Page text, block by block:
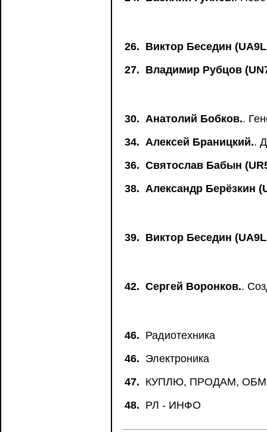
26. Виктор Беседин
27. Владимир Рубцов
30. Анатолий Бобков..
34. Алексей Браницкий..
36. Святослав Бабын
38. Александр Берёзкин
39. Виктор Беседин
42. Сергей Воронков..
46. Радиотехника
46. Электроника
47. КУПЛЮ, ПРОДАМ,
48. РЛ - ИНФО